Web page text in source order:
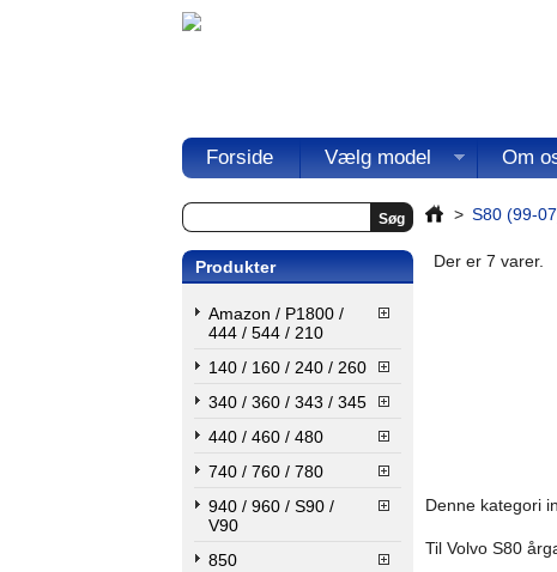
Forside Vælg model Om
Produkter
Amazon / P1800 /
444 / 544 / 210
140 / 160 / 240 / 260
340 / 360 / 343 / 345
440 / 460 / 480
740 / 760 / 780
940 / 960 / S90 /
V90
850
> S80 (99-
Der er 7 varer.
Denne kategori
Til Volvo S80